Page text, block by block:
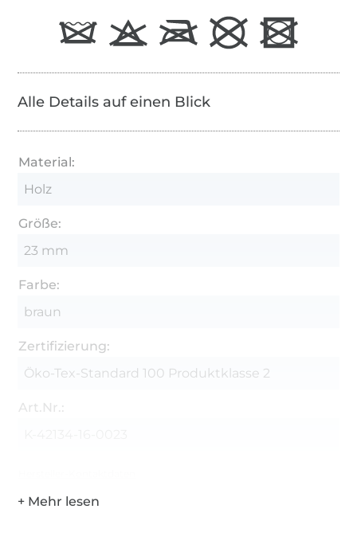
Alle Details auf einen Blick
Material:
Holz
Größe:
23 mm
Farbe:
braun
Zertifizierung:
Öko-Tex-Standard 100 Produktklasse 2
Art.Nr.: